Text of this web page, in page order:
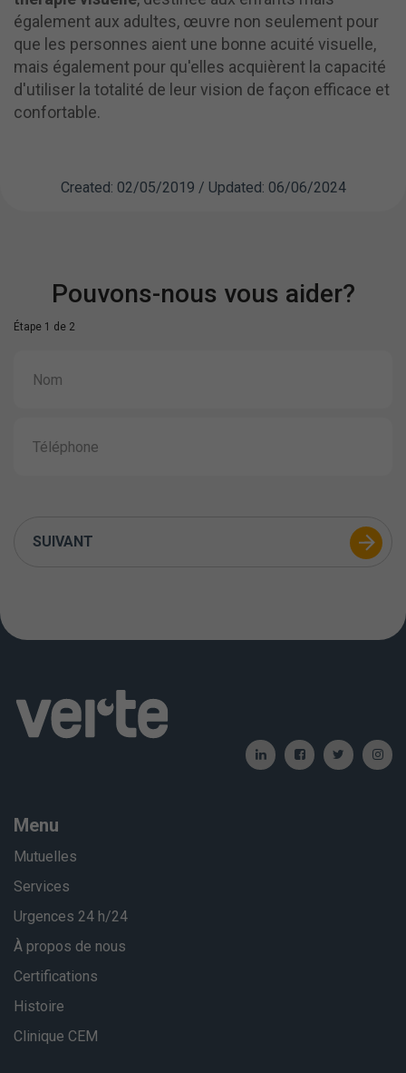
également aux adultes, œuvre non seulement pour
que les personnes aient une bonne acuité visuelle,
mais également pour qu'elles acquièrent la capacité
d'utiliser la totalité de leur vision de façon efficace et
confortable.
Created: 02/05/2019 / Updated: 06/06/2024
Pouvons-nous vous aider?
Étape 1 de 2
SUIVANT
Menu
Mutuelles
Services
Urgences 24 h/24
À propos de nous
Certifications
Histoire
Clinique CEM